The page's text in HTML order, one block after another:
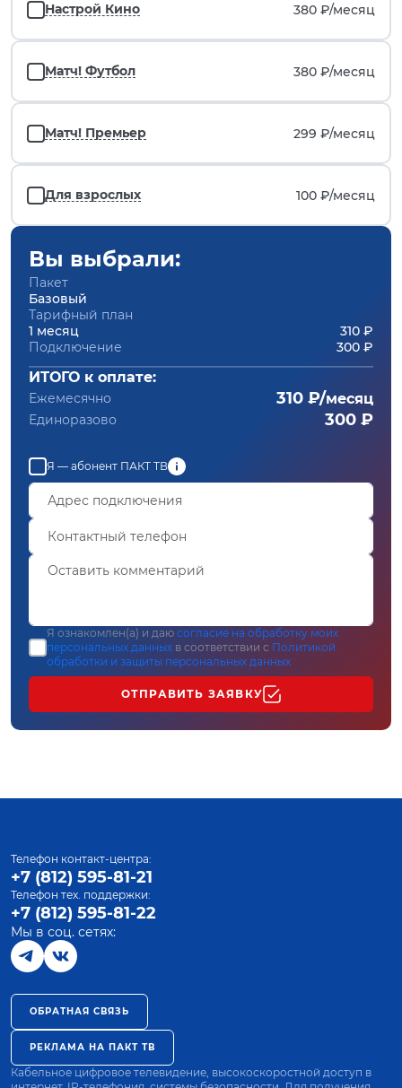
Настрой Кино 380 ₽/месяц
Матч! Футбол 380 ₽/месяц
Матч! Премьер 299 ₽/месяц
Для взрослых 100 ₽/месяц
Вы выбрали:
Пакет
Базовый
Тарифный план
1 месяц
310 ₽
Подключение
300 ₽
ИТОГО к оплате:
Ежемесячно 310 ₽/месяц
Единоразово 300 ₽
Я — абонент ПАКТ ТВ
Я ознакомлен(а) и даю согласие на обработку моих
персональных данных в соответствии с Политикой
обработки и защиты персональных данных
ОТПРАВИТЬ ЗАЯВКУ
Телефон контакт-центра:
+7 (812) 595-81-21
Телефон тех. поддержки:
+7 (812) 595-81-22
Мы в соц. сетях:
ОБРАТНАЯ СВЯЗЬ
РЕКЛАМА НА ПАКТ ТВ
Кабельное цифровое телевидение, высокоскоростной доступ в